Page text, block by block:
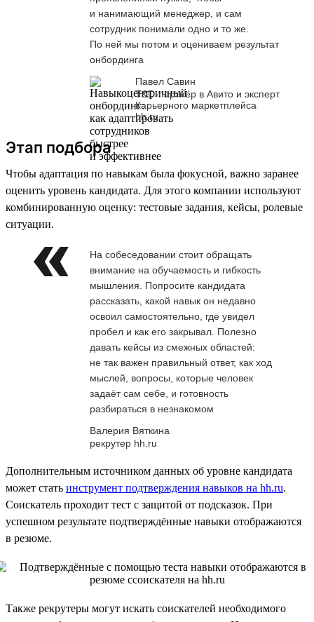
и нанимающий менеджер, и сам
сотрудник понимали одно и то же.
По ней мы потом и оцениваем результат
онбординга
Павел Савин
T&D-партнёр в Авито и эксперт
Карьерного маркетплейса
hh.ru
Этап подбора
Чтобы адаптация по навыкам была фокусной, важно заранее
оценить уровень кандидата. Для этого компании используют
комбинированную оценку: тестовые задания, кейсы, ролевые
ситуации.
На собеседовании стоит обращать
внимание на обучаемость и гибкость
мышления. Попросите кандидата
рассказать, какой навык он недавно
освоил самостоятельно, где увидел
пробел и как его закрывал. Полезно
давать кейсы из смежных областей:
не так важен правильный ответ, как ход
мыслей, вопросы, которые человек
задаёт сам себе, и готовность
разбираться в незнакомом
Валерия Вяткина
рекрутер hh.ru
Дополнительным источником данных об уровне кандидата
может стать инструмент подтверждения навыков на hh.ru.
Соискатель проходит тест с защитой от подсказок. При
успешном результате подтверждённые навыки отображаются
в резюме.
Также рекрутеры могут искать соискателей необходимого